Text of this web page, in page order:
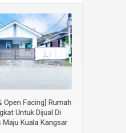
Open Facing] Rumah
Untuk Dijual Di
Maju Kuala Kangsar